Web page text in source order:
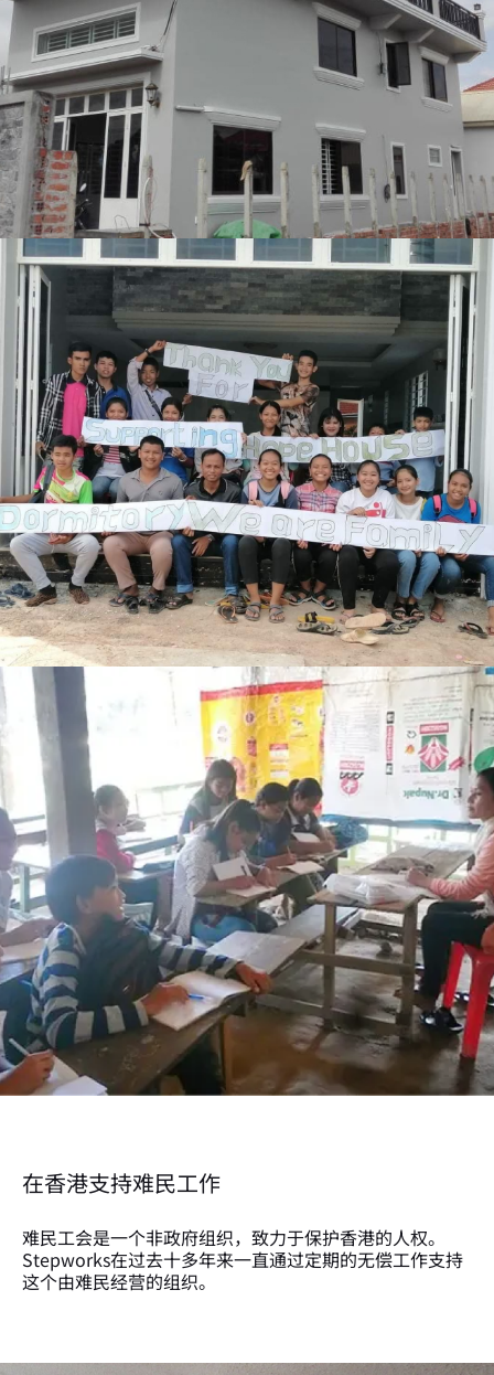
在香港支持难民工作
难民工会是一个非政府组织，致力于保护香港的人权。
Stepworks在过去十多年来一直通过定期的无偿工作支持
这个由难民经营的组织。